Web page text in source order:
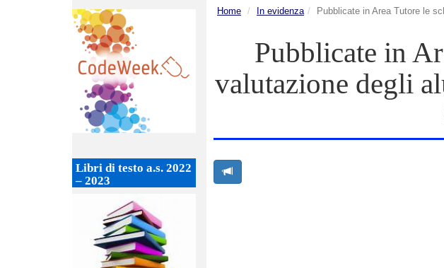
Libri di testo a.s. 2022
– 2023
Home In evidenza Pubblicate in Area Tutore le
Pubblicate in
valutazione degli